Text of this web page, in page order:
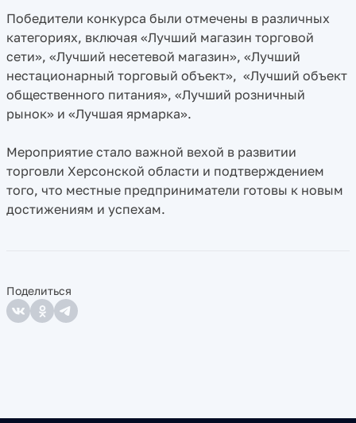
Победители конкурса были отмечены в различных
категориях, включая «Лучший магазин торговой
сети», «Лучший несетевой магазин», «Лучший
нестационарный торговый объект», «Лучший объект
общественного питания», «Лучший розничный
рынок» и «Лучшая ярмарка».
Мероприятие стало важной вехой в развитии
торговли Херсонской области и подтверждением
того, что местные предприниматели готовы к новым
достижениям и успехам.
Поделиться